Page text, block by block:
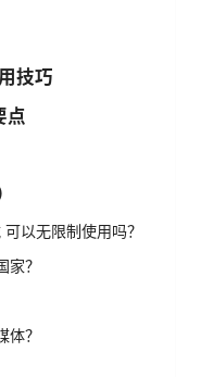
技巧
点
以无限制使用吗？
家？
体？